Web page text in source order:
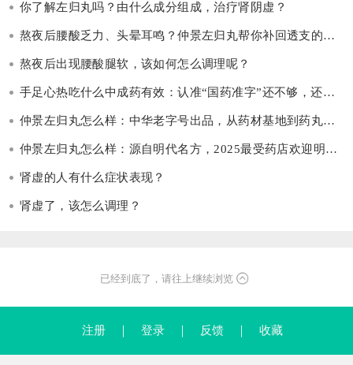
你了解左归丸吗？由什么成分组成，治疗肾阴虚？
熬夜后腰酸乏力、头晕耳鸣？仲景左归丸帮你补回透支的肾阴
熬夜后出现腰酸腿软，该如何怎么调理呢？
手足心热吃什么中成药有效：认准“国药准字”还不够，还要看这三点
仲景左归丸怎么样：中华老字号出品，从药材基地到药丸全程可追溯
仲景左归丸怎么样：源自明代名方，2025最受药店欢迎明星单品
肾虚的人有什么症状表现？
肾虚了，该怎么调理？
已经到底了，请往上继续浏览
注册 登录 反馈 收藏